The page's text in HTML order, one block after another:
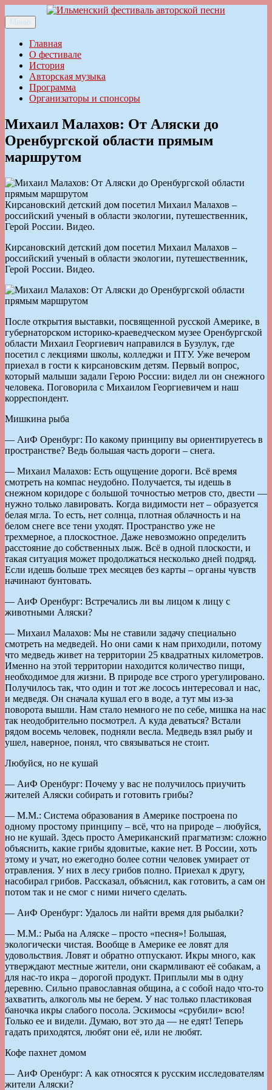
к
содержимому
Ильменский фестиваль авторской песни
Меню
Главная
О фестивале
История
Авторская музыка
Программа
Организаторы и спонсоры
Михаил Малахов: От Аляски до
Оренбургской области прямым
маршрутом
Кирсановский детский дом посетил Михаил Малахов –
российский ученый в области экологии, путешественник,
Герой России. Видео.
Кирсановский детский дом посетил Михаил Малахов –
российский ученый в области экологии, путешественник,
Герой России. Видео.
После открытия выставки, посвященной русской Америке, в
губернаторском историко-краеведческом музее Оренбургской
области Михаил Георгиевич направился в Бузулук, где
посетил с лекциями школы, колледжи и ПТУ. Уже вечером
приехал в гости к кирсановским детям. Первый вопрос,
который малыши задали Герою России: видел ли он снежного
человека. Поговорила с Михаилом Георгиевичем и наш
корреспондент.
Мишкина рыба
— АиФ Оренбург: По какому принципу вы ориентируетесь в
пространстве? Ведь большая часть дороги – снега.
— Михаил Малахов: Есть ощущение дороги. Всё время
смотреть на компас неудобно. Получается, ты идешь в
снежном коридоре с большой точностью метров сто, двести —
нужно только лавировать. Когда видимости нет – образуется
белая мгла. То есть, нет солнца, плотная облачность и на
белом снеге все тени уходят. Пространство уже не
трехмерное, а плоскостное. Даже невозможно определить
расстояние до собственных лыж. Всё в одной плоскости, и
такая ситуация может продолжаться несколько дней подряд.
Если идешь больше трех месяцев без карты – органы чувств
начинают бунтовать.
— АиФ Оренбург: Встречались ли вы лицом к лицу с
животными Аляски?
— Михаил Малахов: Мы не ставили задачу специально
смотреть на медведей. Но они сами к нам приходили, потому
что медведь живет на территории 25 квадратных километров.
Именно на этой территории находится количество пищи,
необходимое для жизни. В природе все строго урегулировано.
Получилось так, что один и тот же лосось интересовал и нас,
и медведя. Он сначала кушал его в воде, а тут мы из-за
поворота вышли. Нам стало немного не по себе, мишка на нас
так неодобрительно посмотрел. А куда деваться? Встали
рядом восемь человек, подняли весла. Медведь взял рыбу и
ушел, наверное, понял, что связываться не стоит.
Любуйся, но не кушай
— АиФ Оренбург: Почему у вас не получилось приучить
жителей Аляски собирать и готовить грибы?
— М.М.: Система образования в Америке построена по
одному простому принципу – всё, что на природе – любуйся,
но не кушай. Здесь просто Американский прагматизм: сложно
объяснить, какие грибы ядовитые, какие нет. В России, хоть
этому и учат, но ежегодно более сотни человек умирает от
отравления. У них в лесу грибов полно. Приехал к другу,
насобирал грибов. Рассказал, объяснил, как готовить, а сам он
потом так и не смог с ними ничего сделать.
— АиФ Оренбург: Удалось ли найти время для рыбалки?
— М.М.: Рыба на Аляске – просто «песня»! Большая,
экологически чистая. Вообще в Америке ее ловят для
удовольствия. Ловят и обратно отпускают. Икры много, как
утверждают местные жители, они скармливают её собакам, а
для нас-то икра – дорогой продукт. Приплыли мы в одну
деревню. Сильно православная община, а с собой надо что-то
захватить, алкоголь мы не берем. У нас только пластиковая
баночка икры слабого посола. Эскимосы «срубили» всю!
Только ее и видели. Думаю, вот это да — не едят! Теперь
гадать приходятся, любят они её, или не любят.
Кофе пахнет домом
— АиФ Оренбург: А как относятся к русским исследователям
жители Аляски?